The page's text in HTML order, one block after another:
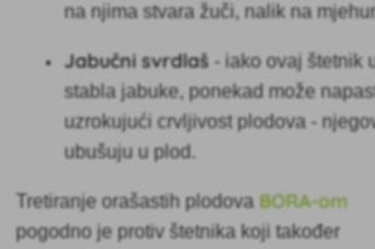
na njima stvara žuči, nalik na
Jabučni svrdlaš - iako ovaj štetnik
stabla jabuke, ponekad može
uzrokujući crvljivost plodova -
ubušuju u plod.
Tretiranje orašastih plodova BORA-om
pogodno je protiv štetnika koji također